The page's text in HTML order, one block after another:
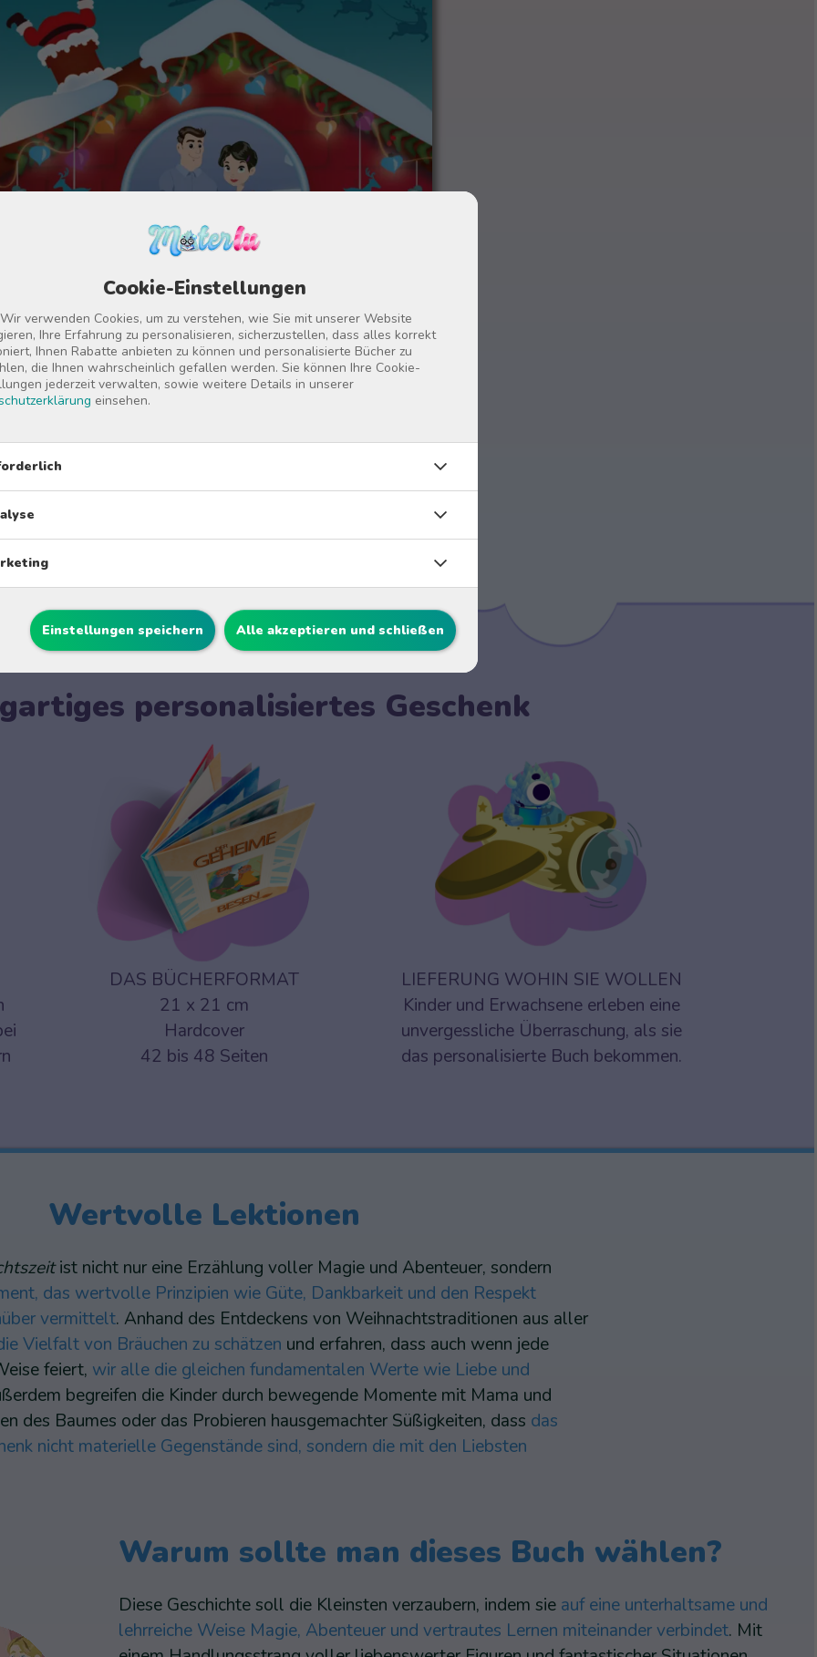
Cookie-Einstellungen
verwenden Cookies, um zu verstehen, wie Sie mit unserer Website
Ihre Erfahrung zu personalisieren, sicherzustellen, dass alles korrekt
Ihnen Rabatte anbieten zu können und personalisierte Bücher zu
die Ihnen wahrscheinlich gefallen werden. Sie können Ihre Cookie-
jederzeit verwalten, sowie weitere Details in unserer
einsehen.
Einstellungen speichern Alle akzeptieren und schließen
personalisiertes Geschenk
DAS BÜCHERFORMAT
21 x 21 cm
Hardcover
42 bis 48 Seiten
LIEFERUNG WOHIN SIE WOLLEN
Kinder und Erwachsene erleben eine
unvergessliche Überraschung, als sie
das personalisierte Buch bekommen.
Wertvolle Lektionen
ist nicht nur eine Erzählung voller Magie und Abenteuer, sondern
das wertvolle Prinzipien wie Güte, Dankbarkeit und den Respekt
vermittelt. Anhand des Entdeckens von Weihnachtstraditionen aus aller
Vielfalt von Bräuchen zu schätzen und erfahren, dass auch wenn jede
feiert, wir alle die gleichen fundamentalen Werte wie Liebe und
begreifen die Kinder durch bewegende Momente mit Mama und
des Baumes oder das Probieren hausgemachter Süßigkeiten, dass das
nicht materielle Gegenstände sind, sondern die mit den Liebsten
Warum sollte man dieses Buch wählen?
Diese Geschichte soll die Kleinsten verzaubern, indem sie auf eine unterhaltsame und
lehrreiche Weise Magie, Abenteuer und vertrautes Lernen miteinander verbindet. Mit